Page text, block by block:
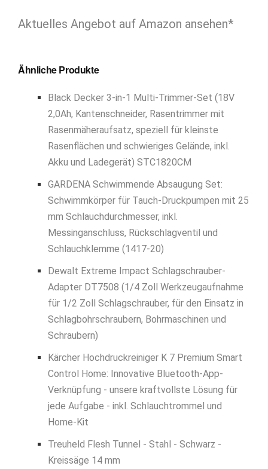
Aktuelles Angebot auf Amazon ansehen*
Ähnliche Produkte
Black Decker 3-in-1 Multi-Trimmer-Set (18V
2,0Ah, Kantenschneider, Rasentrimmer mit
Rasenmäheraufsatz, speziell für kleinste
Rasenflächen und schwieriges Gelände, inkl.
Akku und Ladegerät) STC1820CM
GARDENA Schwimmende Absaugung Set:
Schwimmkörper für Tauch-Druckpumpen mit 25
mm Schlauchdurchmesser, inkl.
Messinganschluss, Rückschlagventil und
Schlauchklemme (1417-20)
Dewalt Extreme Impact Schlagschrauber-
Adapter DT7508 (1/4 Zoll Werkzeugaufnahme
für 1/2 Zoll Schlagschrauber, für den Einsatz in
Schlagbohrschraubern, Bohrmaschinen und
Schraubern)
Kärcher Hochdruckreiniger K 7 Premium Smart
Control Home: Innovative Bluetooth-App-
Verknüpfung - unsere kraftvollste Lösung für
jede Aufgabe - inkl. Schlauchtrommel und
Home-Kit
Treuheld Flesh Tunnel - Stahl - Schwarz -
Kreissäge 14 mm